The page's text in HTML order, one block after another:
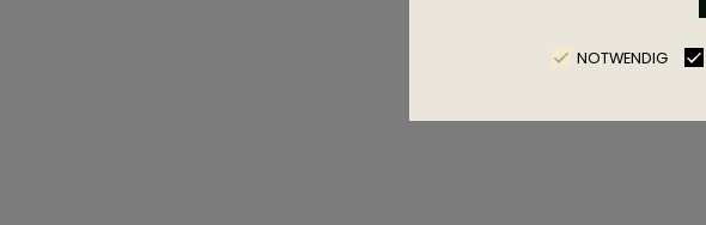
NOTWENDIG